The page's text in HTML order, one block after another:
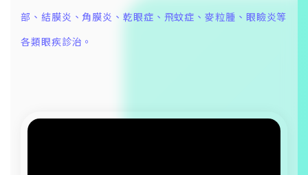
部、結膜炎、角膜炎、乾眼症、飛蚊症、麥粒腫、眼瞼炎等
各類眼疾診治。